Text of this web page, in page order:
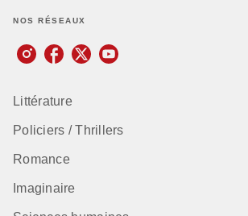
NOS RÉSEAUX
Littérature
Policiers / Thrillers
Romance
Imaginaire